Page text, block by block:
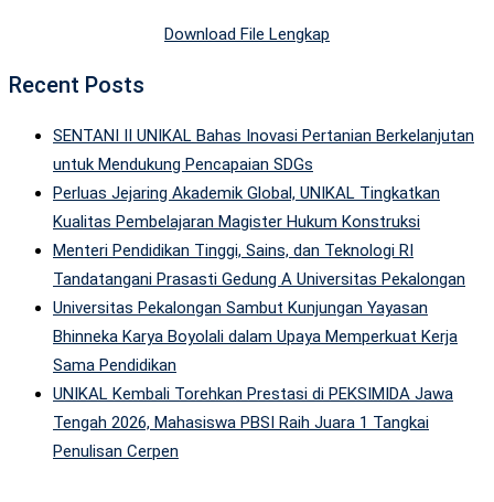
Download File Lengkap
Recent Posts
SENTANI II UNIKAL Bahas Inovasi Pertanian Berkelanjutan
untuk Mendukung Pencapaian SDGs
Perluas Jejaring Akademik Global, UNIKAL Tingkatkan
Kualitas Pembelajaran Magister Hukum Konstruksi
Menteri Pendidikan Tinggi, Sains, dan Teknologi RI
Tandatangani Prasasti Gedung A Universitas Pekalongan
Universitas Pekalongan Sambut Kunjungan Yayasan
Bhinneka Karya Boyolali dalam Upaya Memperkuat Kerja
Sama Pendidikan
UNIKAL Kembali Torehkan Prestasi di PEKSIMIDA Jawa
Tengah 2026, Mahasiswa PBSI Raih Juara 1 Tangkai
Penulisan Cerpen